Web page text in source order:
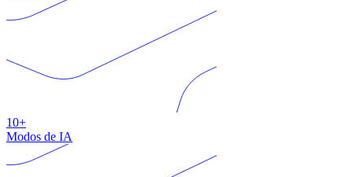
10+
Modos de IA